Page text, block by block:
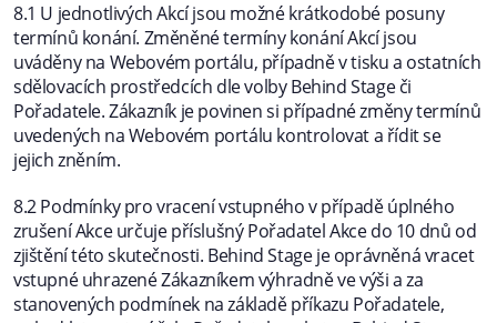
8.1 U jednotlivých Akcí jsou možné krátkodobé posuny
termínů konání. Změněné termíny konání Akcí jsou
uváděny na Webovém portálu, případně v tisku a ostatních
sdělovacích prostředcích dle volby Behind Stage či
Pořadatele. Zákazník je povinen si případné změny termínů
uvedených na Webovém portálu kontrolovat a řídit se
jejich zněním.
8.2 Podmínky pro vracení vstupného v případě úplného
zrušení Akce určuje příslušný Pořadatel Akce do 10 dnů od
zjištění této skutečnosti. Behind Stage je oprávněná vracet
vstupné uhrazené Zákazníkem výhradně ve výši a za
stanovených podmínek na základě příkazu Pořadatele,